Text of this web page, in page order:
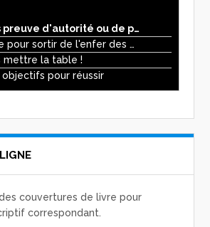
1. Faites-vous preuve d'autorité ou de pouvoir avec vos enfants ?
2. Ma méthode pour sortir de l'enfer des écrans
mettre la table !
objectifs pour réussir
couvertures de livre pour
correspondant.